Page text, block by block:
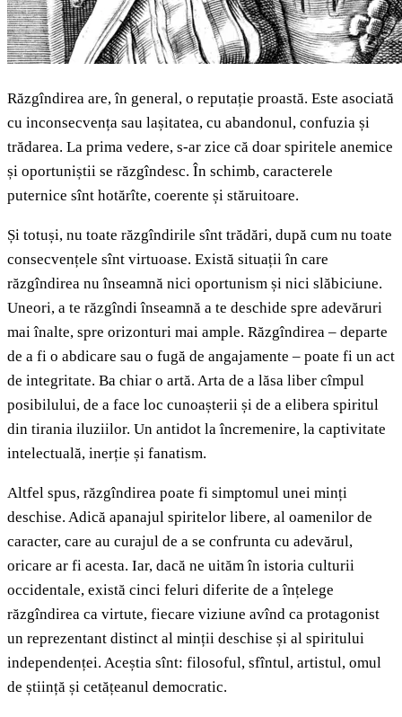
Răzgîndirea are, în general, o reputație proastă. Este asociată
cu inconsecvența sau lașitatea, cu abandonul, confuzia și
trădarea. La prima vedere, s-ar zice că doar spiritele anemice
și oportuniștii se răzgîndesc. În schimb, caracterele
puternice sînt hotărîte, coerente și stăruitoare.
Și totuși, nu toate răzgîndirile sînt trădări, după cum nu toate
consecvențele sînt virtuoase. Există situații în care
răzgîndirea nu înseamnă nici oportunism și nici slăbiciune.
Uneori, a te răzgîndi înseamnă a te deschide spre adevăruri
mai înalte, spre orizonturi mai ample. Răzgîndirea – departe
de a fi o abdicare sau o fugă de angajamente – poate fi un act
de integritate. Ba chiar o artă. Arta de a lăsa liber cîmpul
posibilului, de a face loc cunoașterii și de a elibera spiritul
din tirania iluziilor. Un antidot la încremenire, la captivitate
intelectuală, inerție și fanatism.
Altfel spus, răzgîndirea poate fi simptomul unei minți
deschise. Adică apanajul spiritelor libere, al oamenilor de
caracter, care au curajul de a se confrunta cu adevărul,
oricare ar fi acesta. Iar, dacă ne uităm în istoria culturii
occidentale, există cinci feluri diferite de a înțelege
răzgîndirea ca virtute, fiecare viziune avînd ca protagonist
un reprezentant distinct al minții deschise și al spiritului
independenței. Aceștia sînt: filosoful, sfîntul, artistul, omul
de știință și cetățeanul democratic.